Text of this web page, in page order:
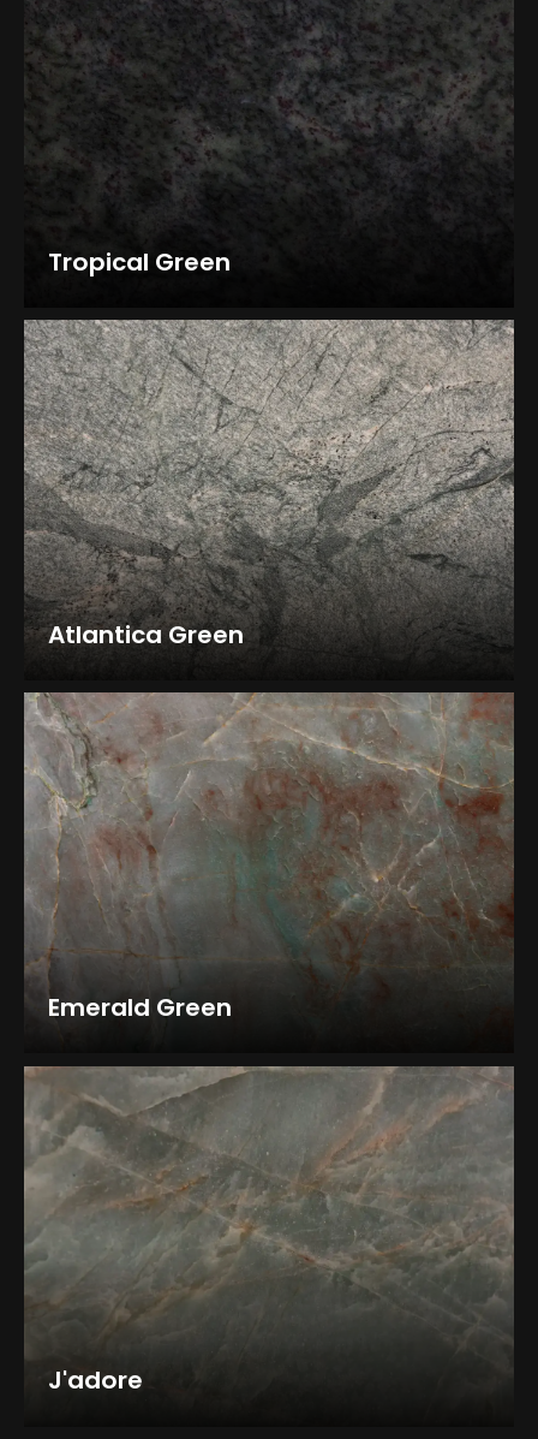
Tropical Green
Atlantica Green
Emerald Green
J'adore